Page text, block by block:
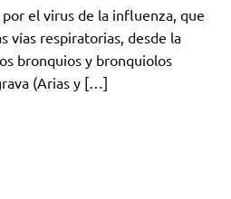
el virus de la influenza, que
vías respiratorias, desde la
bronquios y bronquiolos
(Arias y […]